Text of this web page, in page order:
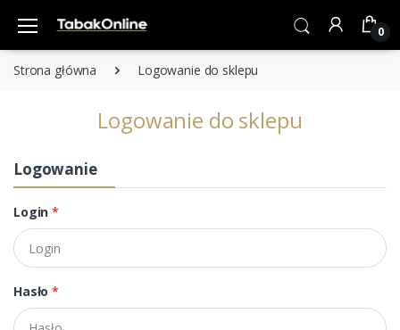
0
Strona główna Logowanie do sklepu
Logowanie do sklepu
Logowanie
Login*
Hasło*